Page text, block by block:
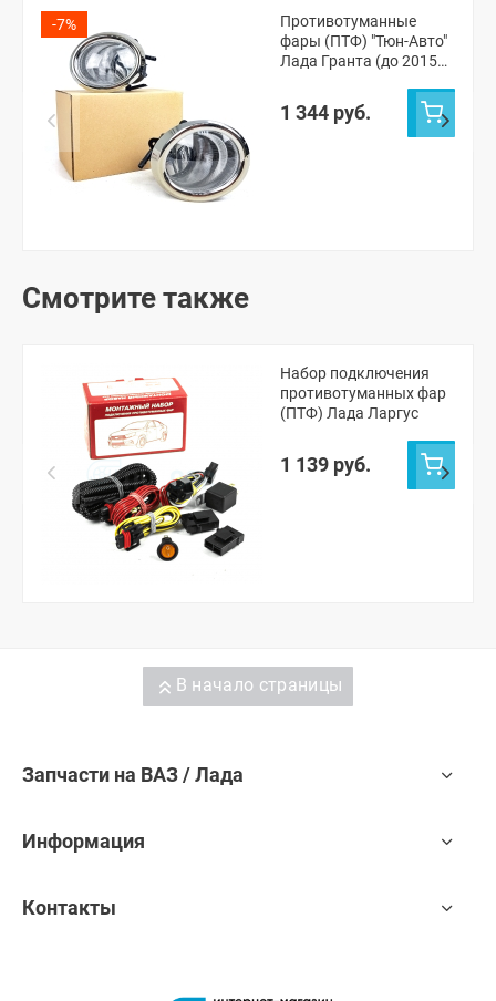
-7%
Противотуманные
фары (ПТФ) "Тюн-Авто"
Лада Гранта (до 2015
1 344 руб.
Смотрите также
Набор подключения
противотуманных фар
(ПТФ) Лада Ларгус
1 139 руб.
В начало страницы
Запчасти на ВАЗ / Лада
Информация
Контакты